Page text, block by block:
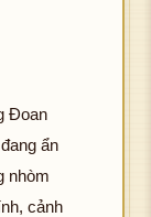
Đoan
ẩn
nhòm
cảnh